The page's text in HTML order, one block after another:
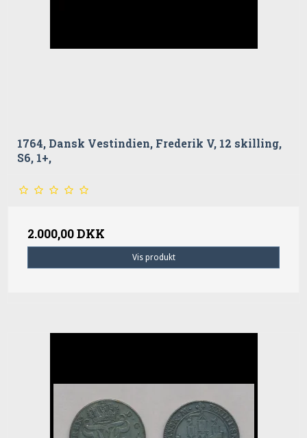
1764, Dansk Vestindien, Frederik V, 12 skilling,
S6, 1+,
2.000,00 DKK
Vis produkt